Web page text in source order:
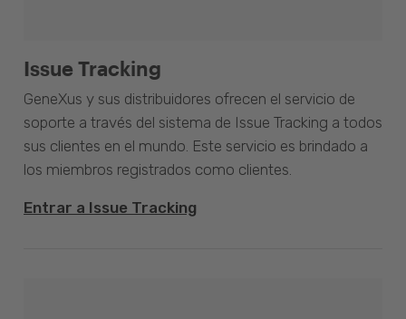
Issue Tracking
GeneXus y sus distribuidores ofrecen el servicio de
soporte a través del sistema de Issue Tracking a todos
sus clientes en el mundo. Este servicio es brindado a
los miembros registrados como clientes.
Entrar a Issue Tracking